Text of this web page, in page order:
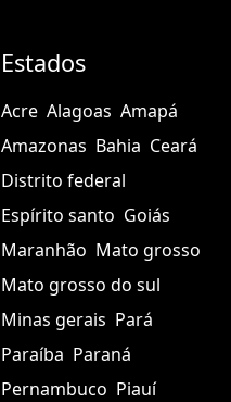
Estados
Acre Alagoas Amapá
Amazonas Bahia Ceará
Distrito federal
Espírito santo Goiás
Maranhão Mato grosso
Mato grosso do sul
Minas gerais Pará
Paraíba Paraná
Pernambuco Piauí